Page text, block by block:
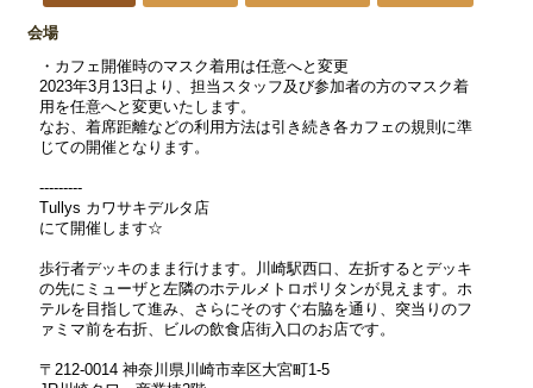
会場
・カフェ開催時のマスク着用は任意へと変更
2023年3月13日より、担当スタッフ及び参加者の方のマスク着
用を任意へと変更いたします。
なお、着席距離などの利用方法は引き続き各カフェの規則に準
じての開催となります。
---------
Tullys カワサキデルタ店
にて開催します☆
歩行者デッキのまま行けます。川崎駅西口、左折するとデッキ
の先にミューザと左隣のホテルメトロポリタンが見えます。ホ
テルを目指して進み、さらにそのすぐ右脇を通り、突当りのフ
ァミマ前を右折、ビルの飲食店街入口のお店です。
〒212-0014 神奈川県川崎市幸区大宮町1-5